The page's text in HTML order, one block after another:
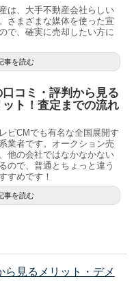
は、大手不動産会社らしい
さまざまな媒体を使った宣
で、確実に売却したい方に
事を読む
コミ・評判から見る
ト！査定までの流れ
ビCMでも有名な全国展開す
業者です。オークション売
他の会社ではなかなかない
ので、普通とちょっと違う
すめです！
事を読む
ら見るメリット・デメ